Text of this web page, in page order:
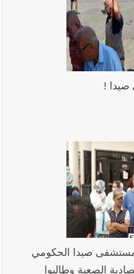
صيدا !
صيدا الحكومي
الصعبة وطالبوا